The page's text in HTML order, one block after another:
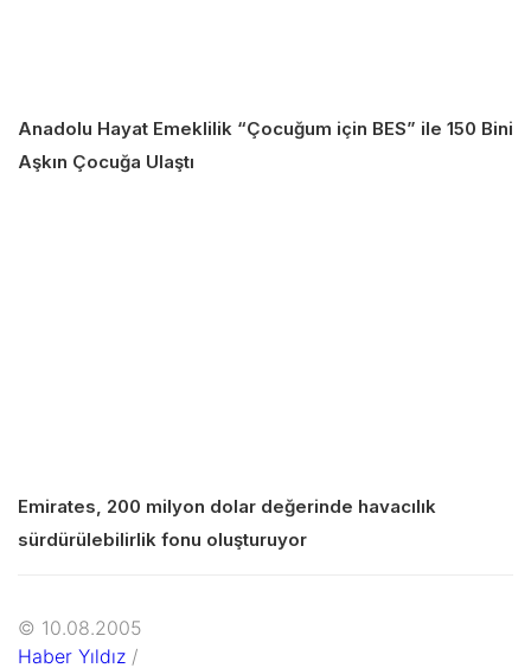
Anadolu Hayat Emeklilik “Çocuğum için BES” ile 150 Bini
Aşkın Çocuğa Ulaştı
Emirates, 200 milyon dolar değerinde havacılık
sürdürülebilirlik fonu oluşturuyor
© 10.08.2005
Haber Yıldız /